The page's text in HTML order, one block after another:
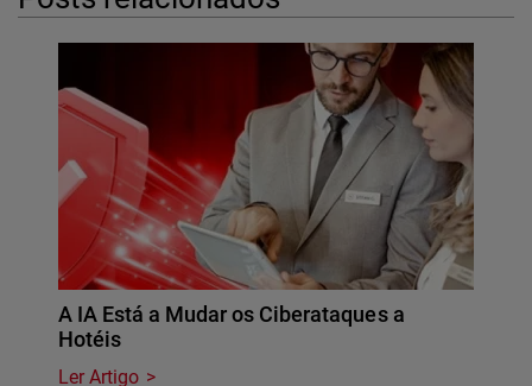
A IA Está a Mudar os Ciberataques a
Hotéis
Ler Artigo